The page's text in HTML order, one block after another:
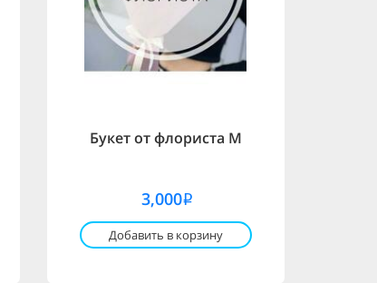
Букет от флориста M
3,000i
Добавить в корзину